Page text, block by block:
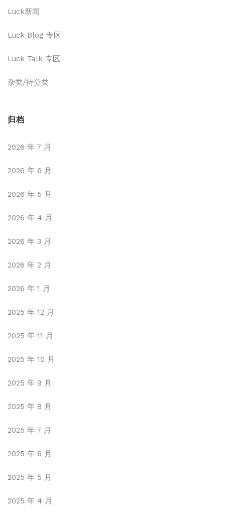
Luck新闻
Luck Blog 专区
Luck Talk 专区
杂类/待分类
归档
2026 年 7 月
2026 年 6 月
2026 年 5 月
2026 年 4 月
2026 年 3 月
2026 年 2 月
2026 年 1 月
2025 年 12 月
2025 年 11 月
2025 年 10 月
2025 年 9 月
2025 年 8 月
2025 年 7 月
2025 年 6 月
2025 年 5 月
2025 年 4 月